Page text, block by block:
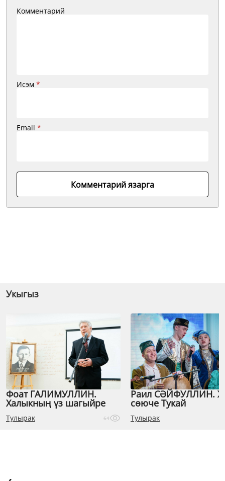
Комментарий
Исэм *
Email *
Комментарий язарга
Укыгыз
Фоат ГАЛИМУЛЛИН.
Халыкның үз шагыйре
Тулырак 64
Раил СӘЙФУЛЛИН.
сөюче Тукай
Тулырак